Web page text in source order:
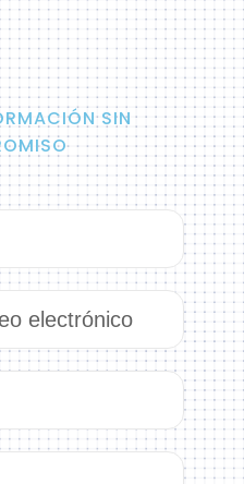
SIN